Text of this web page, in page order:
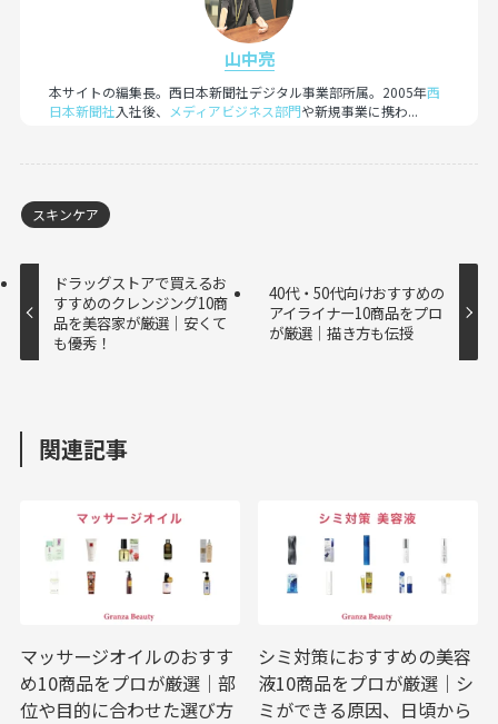
山中亮
本サイトの編集長。西日本新聞社デジタル事業部所属。2005年西
日本新聞社入社後、 メディアビジネス部門や新規事業に携わ...
スキンケア
ドラッグストアで買えるお
すすめのクレンジング10商
品を美容家が厳選｜安くて
も優秀！
40代・50代向けおすすめの
アイライナー10商品をプロ
が厳選｜描き方も伝授
関連記事
マッサージオイルのおすす
め10商品をプロが厳選｜部
位や目的に合わせた選び方
シミ対策におすすめの美容
液10商品をプロが厳選｜シ
ミができる原因、日頃から